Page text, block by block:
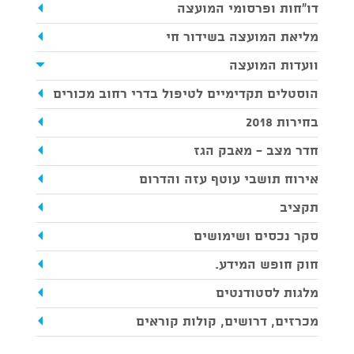
דו"חות ופרסומי המועצה
מליאת המועצה בשידור חי
וועדות המועצה
הוסטלים תקדימיים לטיפול בדרי רחוב מכורים
בחירות 2018
חדר מצב - מאבק הגז
אירוח תושבי עוטף עזה והדרום
תקציב
סקר נכסים ושימושים
חוק חופש המידע.
מלגות לסטודנטים
מכרזים, דרושים, קולות קוראים